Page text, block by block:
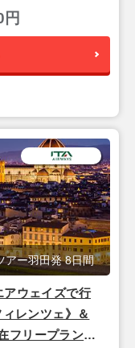
アウェイズで行
レンツェ》＆
在フリープラン
アー羽田発 8日間